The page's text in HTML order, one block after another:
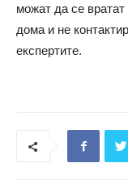
можат да се
дома и не
експертите.